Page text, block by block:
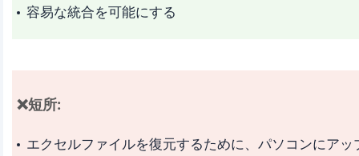
容易な統合を可能にする
❌短所:
エクセルファイルを復元するために、パソコンにア